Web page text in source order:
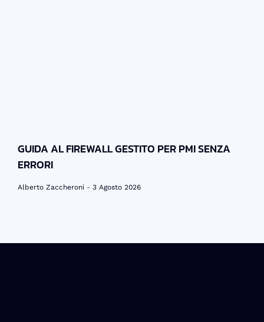
GUIDA AL FIREWALL GESTITO PER PMI SENZA
ERRORI
Alberto Zaccheroni 3 Agosto 2026